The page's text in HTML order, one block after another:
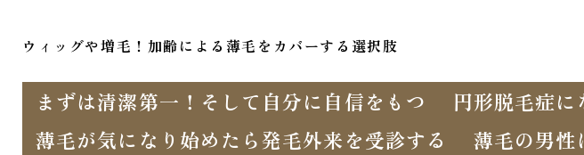
ウィッグや増毛！加齢による薄毛をカバーする選択肢
まずは清潔第一！そして自分に自信をもつ 円形脱毛症
薄毛が気になり始めたら発毛外来を受診する
薄毛の男性